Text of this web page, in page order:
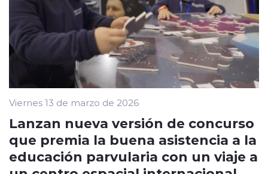
Viernes 13 de marzo de 2026
Lanzan nueva versión de concurso
que premia la buena asistencia a la
educación parvularia con un viaje a